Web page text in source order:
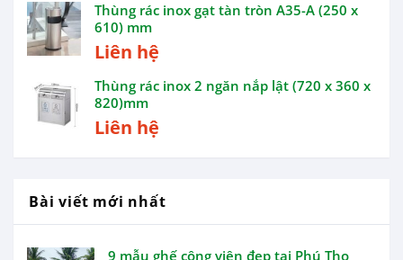
Thùng rác inox gạt tàn tròn A35-A (250 x
610) mm
Liên hệ
Thùng rác inox 2 ngăn nắp lật (720 x 360 x
820)mm
Liên hệ
Bài viết mới nhất
9 mẫu ghế công viên đẹp tại Phú Thọ